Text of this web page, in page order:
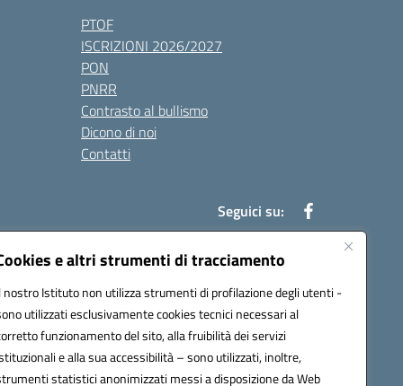
e altri strumenti di tracciamento
nostro Istituto non utilizza strumenti di profilazione degli utenti -
utilizzati esclusivamente cookies tecnici necessari al
funzionamento del sito, alla fruibilità dei servizi
e alla sua accessibilità – sono utilizzati, inoltre,
statistici anonimizzati messi a disposizione da Web
PTOF
ISCRIZIONI 2026/2027
PON
PNRR
Contrasto al bullismo
Dicono di noi
Contatti
Seguici su: